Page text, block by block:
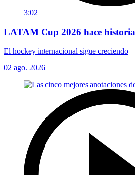
3:02
LATAM Cup 2026 hace historia
El hockey internacional sigue creciendo
02 ago. 2026